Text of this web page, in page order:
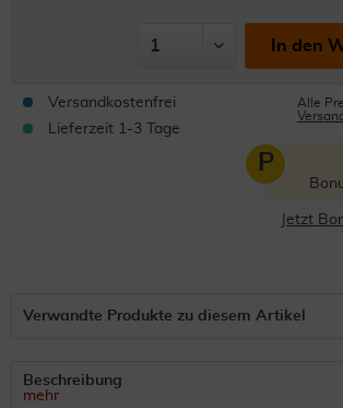
In den
Versandkostenfrei
Lieferzeit 1-3 Tage
Alle
P
Jetzt
Verwandte Produkte zu diesem Artikel
Beschreibung
mehr